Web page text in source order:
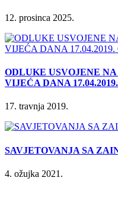
12. prosinca 2025.
ODLUKE USVOJENE
VIJEĆA DANA
17. travnja 2019.
SAVJETOVANJA SA
4. ožujka 2021.